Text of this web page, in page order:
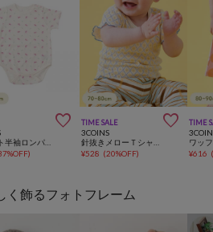

)
TIME SALE 
3COINS
¥528 (20%OFF)
TIME
¥616
く飾るフォトフレーム